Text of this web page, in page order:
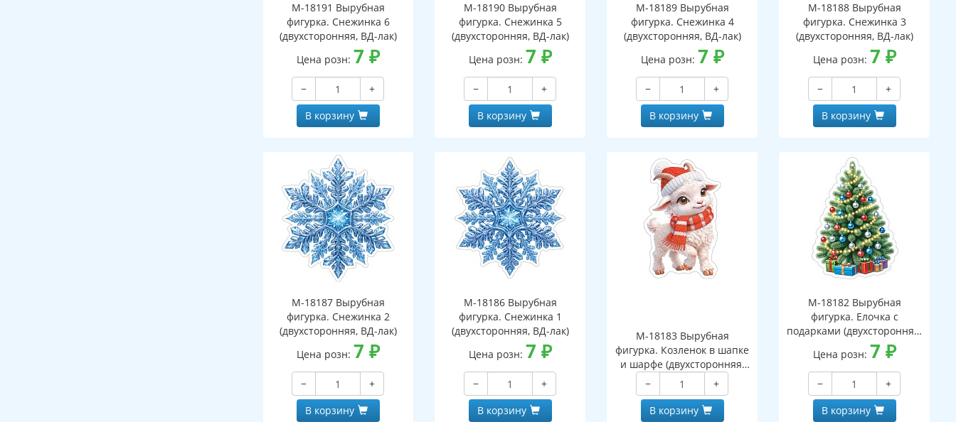
М-18191 Вырубная
фигурка. Снежинка 6
(двухсторонняя, ВД-лак)
Цена розн: 7 ₽
−
+
В корзину
М-18190 Вырубная
фигурка. Снежинка 5
(двухсторонняя, ВД-лак)
Цена розн: 7 ₽
−
+
В корзину
М-18189 Вырубная
фигурка. Снежинка 4
(двухсторонняя, ВД-лак)
Цена розн: 7 ₽
−
+
В корзину
М-18188 Вырубная
фигурка. Снежинка 3
(двухсторонняя, ВД-лак)
Цена розн: 7 ₽
−
+
В корзину
М-18187 Вырубная
фигурка. Снежинка 2
(двухсторонняя, ВД-лак)
Цена розн: 7 ₽
−
+
В корзину
М-18186 Вырубная
фигурка. Снежинка 1
(двухсторонняя, ВД-лак)
Цена розн: 7 ₽
−
+
В корзину
М-18183 Вырубная
фигурка. Козленок в шапке
и шарфе (двухсторонняя,
ВД-лак)
−
+
В корзину
М-18182 Вырубная
фигурка. Елочка с
подарками (двухсторонняя,
ВД-лак)
Цена розн: 7 ₽
−
+
В корзину